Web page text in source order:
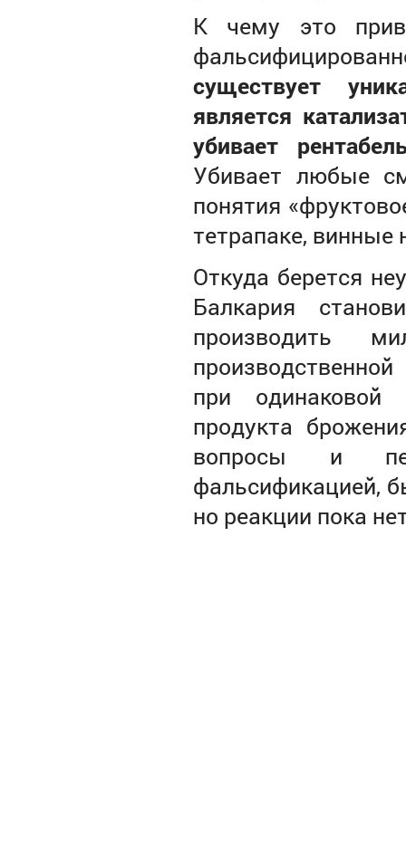
К чему это
существует
является
убивает
Убивает любые
понятия
тетрапаке, винные
Откуда берется
Балкария
производить
при одинаковой
продукта
вопросы и
фальсификацией,
но реакции пока